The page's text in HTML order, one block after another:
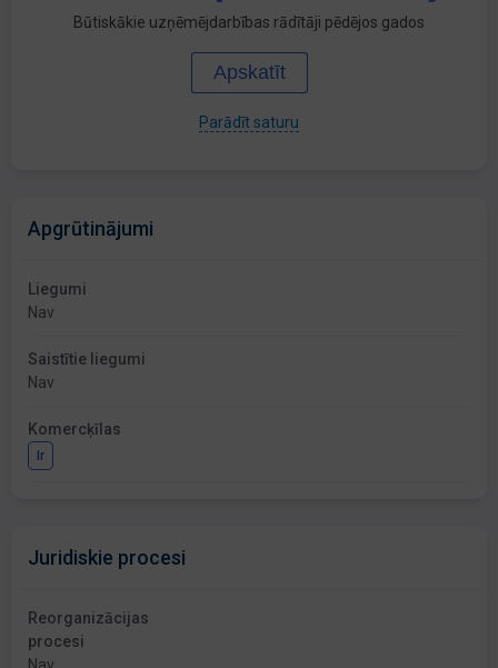
Būtiskākie uzņēmējdarbības rādītāji pēdējos gados
Apskatīt
Parādīt saturu
Apgrūtinājumi
Liegumi
Nav
Saistītie liegumi
Nav
Komercķīlas
Ir
Juridiskie procesi
Reorganizācijas
procesi